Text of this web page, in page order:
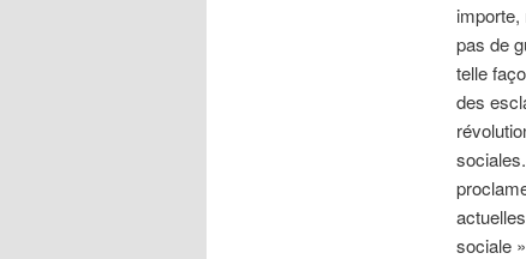
importe,
pas de
telle
des
sociale